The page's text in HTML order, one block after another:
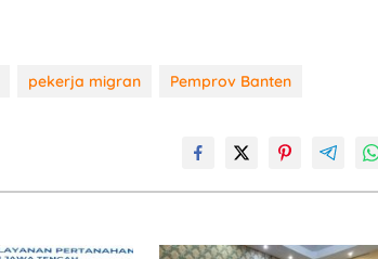
pekerja migran Pemprov Banten